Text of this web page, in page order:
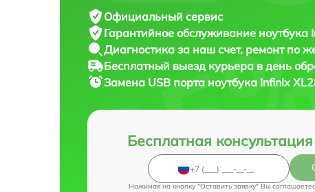
Официальный сервис
Гарантийное обслуживание ноутбука
Диагностика за наш счет, ремонт по
Бесплатный выезд курьера в день
Замена USB порта ноутбука Infinix
Бесплатная
Нажимая на кнопку "Оставить заявку" Вы